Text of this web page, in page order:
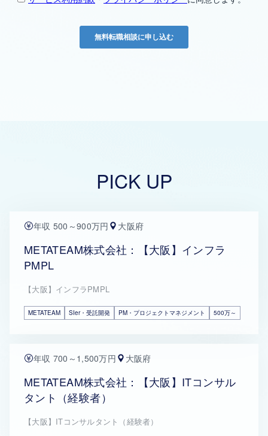
PICK UP
年収 500～900万円 大阪府
METATEAM株式会社：【大阪】インフラ
PMPL
【大阪】インフラPMPL
METATEAM SIer・受託開発 PM・プロジェクトマネジメント 500万～
年収 700～1,500万円 大阪府
METATEAM株式会社：【大阪】ITコンサル
タント（経験者）
【大阪】ITコンサルタント（経験者）